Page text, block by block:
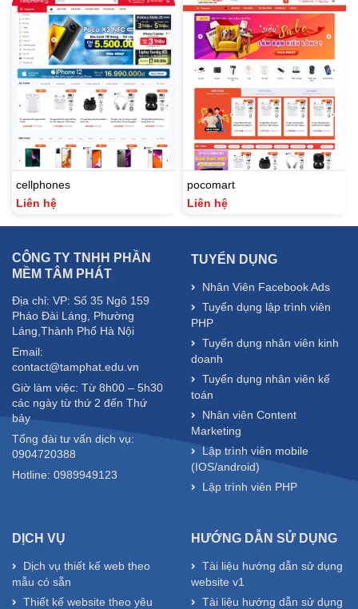
cellphones
Liên hệ
pocomart
Liên hệ
CÔNG TY TNHH PHẦN
MỀM TÂM PHÁT
Địa chỉ: VP: Số 35 Ngõ 159
Pháo Đài Láng, Phường
Láng,Thành Phố Hà Nội
Email:
contact@tamphat.edu.vn
Giờ làm việc: Từ 8h00 – 5h30
các ngày từ thứ 2 đến Thứ
bảy
Tổng đài tư vấn dịch vụ:
0904720388
Hotline: 0989949123
TUYỂN DỤNG
Nhân Viên Facebook Ads
Tuyển dụng lập trình viên
PHP
Tuyển dụng nhân viên kinh
doanh
Tuyển dụng nhân viên kế
toán
Nhân viên Content
Marketing
Lập trình viên mobile
(IOS/android)
Lập trình viên PHP
DỊCH VỤ
Dịch vụ thiết kế web theo
mẫu có sẵn
Thiết kế website theo yêu
HƯỚNG DẪN SỬ DỤNG
Tài liệu hướng dẫn sử dụng
website v1
Tài liệu hướng dẫn sử dụng